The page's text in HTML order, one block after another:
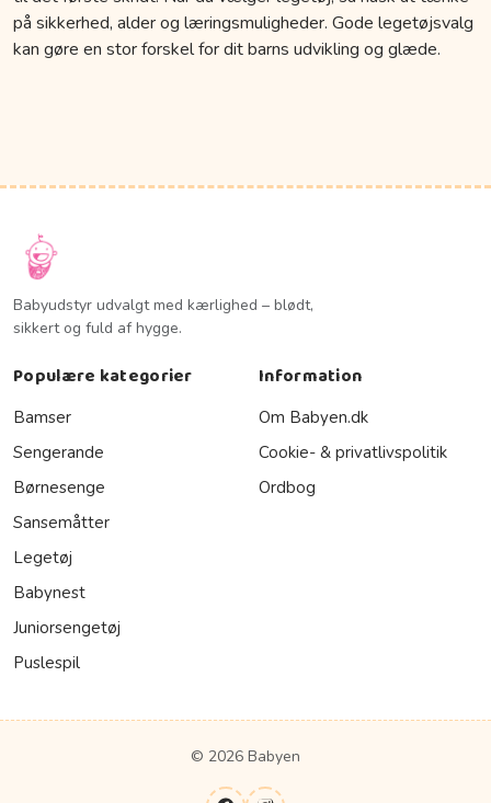
på sikkerhed, alder og læringsmuligheder. Gode legetøjsvalg
kan gøre en stor forskel for dit barns udvikling og glæde.
Babyudstyr udvalgt med kærlighed – blødt,
sikkert og fuld af hygge.
Populære kategorier
Bamser
Sengerande
Børnesenge
Sansemåtter
Legetøj
Babynest
Juniorsengetøj
Puslespil
Information
Om Babyen.dk
Cookie- & privatlivspolitik
Ordbog
© 2026 Babyen